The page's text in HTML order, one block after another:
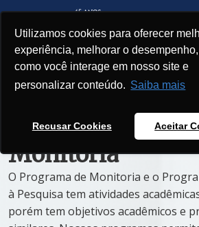
Utilizamos cookies para oferecer
experiência, melhorar o
como você interage em nosso site e
personalizar conteúdo. Saiba mais
Recusar Cookies Aceitar
Programas de
Monitoria
O Programa de Monitoria e o
à Pesquisa tem atividades
porém tem objetivos acadêmicos e